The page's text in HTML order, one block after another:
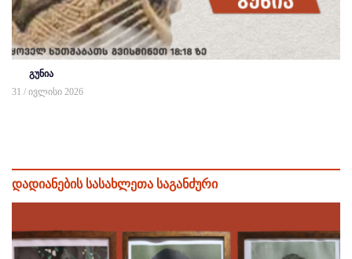
გუნია
31 / ივლისი 2026
დადიანების სასახლეთა საგანძური